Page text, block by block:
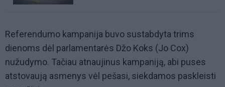
Referendumo kampanija buvo sustabdyta trims
dienoms dėl parlamentarės Džo Koks (Jo Cox)
nužudymo. Tačiau atnaujinus kampaniją, abi puses
atstovaują asmenys vėl pešasi, siekdamos paskleisti